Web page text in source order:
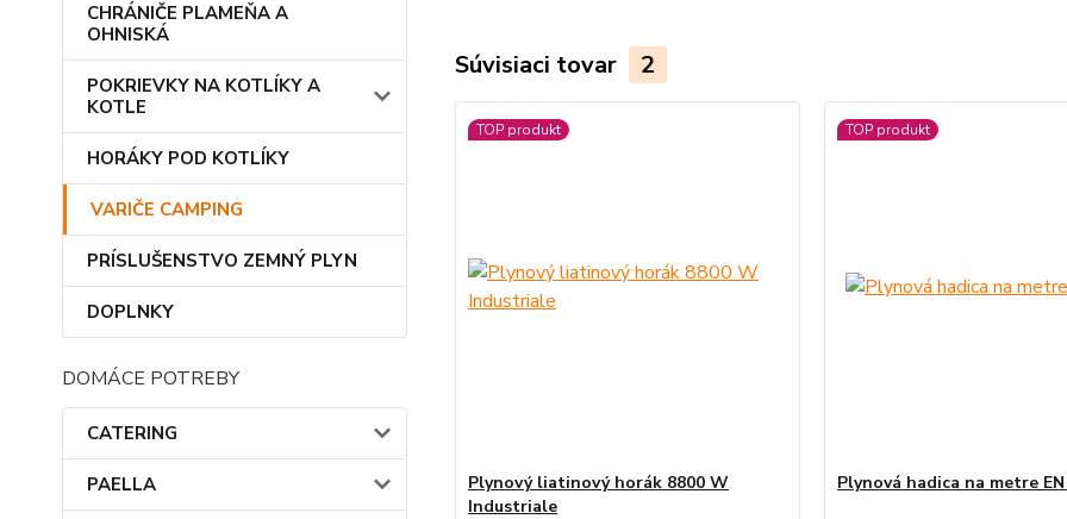
CHRÁNIČE PLAMEŇA A
OHNISKÁ
POKRIEVKY NA KOTLÍKY A
KOTLE
HORÁKY POD KOTLÍKY
VARIČE CAMPING
PRÍSLUŠENSTVO ZEMNÝ PLYN
DOPLNKY
DOMÁCE POTREBY
CATERING
PAELLA
Súvisiaci tovar 2
TOP produkt
Plynový liatinový horák 8800 W
Industriale
TOP produkt
Plynová hadica na metre